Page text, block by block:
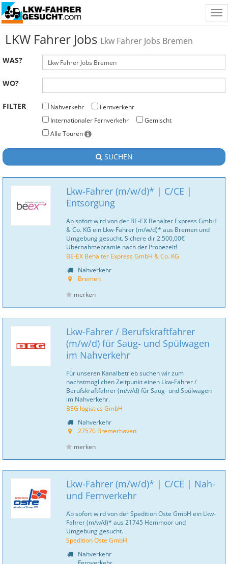
LKW Fahrer Jobs Lkw Fahrer Jobs Bremen
WAS?
WO?
FILTER Nahverkehr
Fernverkehr
Internationaler Fernverkehr
Gemischt
Alle Touren
SUCHEN
Lkw-Fahrer (m/w/d)* | C/CE |
Entsorgung
Ab sofort wird von der BE-EX Behälter Express GmbH
& Co. KG ein Lkw-Fahrer (m/w/d)* aus Bremen und
Umgebung gesucht. Sichere dir 2.500,00€
Übernahmeprämie nach der Probezeit!
BE-EX Behälter Express GmbH & Co. KG
Nahverkehr
Bremen
merken
Lkw-Fahrer / Berufskraftfahrer
(m/w/d) für Saug- und Spülwagen
im Nahverkehr
Für unseren Kanalbetrieb suchen wir zum
nächstmöglichen Zeitpunkt einen Lkw-Fahrer /
Berufskraftfahrer (m/w/d) für Saug- und Spülwagen
im Nahverkehr.
BEG logistics GmbH
Nahverkehr
27570 Bremerhaven
merken
Lkw-Fahrer (m/w/d)* | C/CE | Nah-
und Fernverkehr
Ab sofort wird von der Spedition Oste GmbH ein Lkw-
Fahrer (m/w/d)* aus 21745 Hemmoor und
Umgebung gesucht.
Spedition Oste GmbH
Nahverkehr